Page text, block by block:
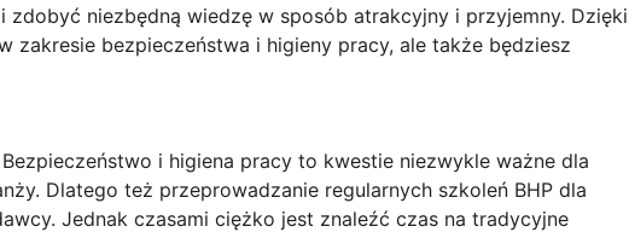
niezbędną wiedzę w sposób atrakcyjny i przyjemny. Dzięki
zakresie bezpieczeństwa i higieny pracy, ale także będziesz
i higiena pracy to kwestie niezwykle ważne dla
Dlatego też przeprowadzanie regularnych szkoleń BHP dla
Jednak czasami ciężko jest znaleźć czas na tradycyjne